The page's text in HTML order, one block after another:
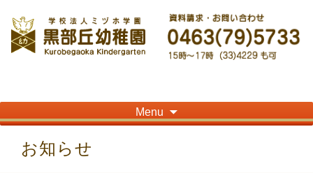
神奈川県平塚市の「学校法人ミヅホ学園黒部丘幼稚園」です！高麗山が見える閑静
な住宅街にある静かな環境で幼児教育を行っています
Menu
to
content
お知らせ